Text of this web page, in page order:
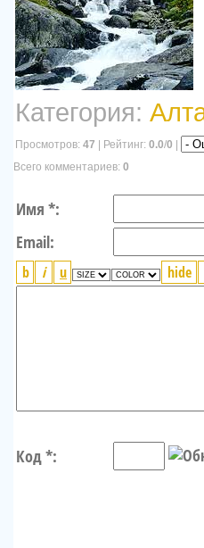
Категория:
Просмотров: 47 | Рейтинг: 0.0/0
Всего комментариев: 0
Имя *:
Email:
Код *: